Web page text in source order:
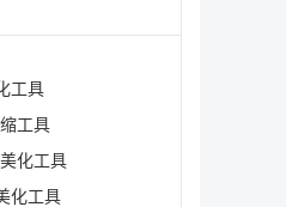
工具
工具
化工具
化工具